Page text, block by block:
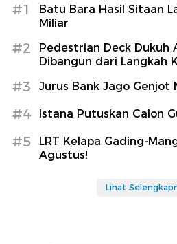
#1
Batu Bara Hasil Sitaan
Miliar
#2
Pedestrian Deck Dukuh
Dibangun dari Langkah
#3 Jurus Bank Jago Genjot
#4 Istana Putuskan Calon
#5
LRT Kelapa Gading-
Agustus!
Lihat